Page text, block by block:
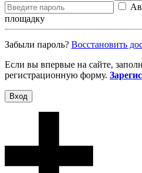
площадку
Забыли пароль? Восcтановить
Если вы впервые на сайте,
регистрационную форму.
Вход